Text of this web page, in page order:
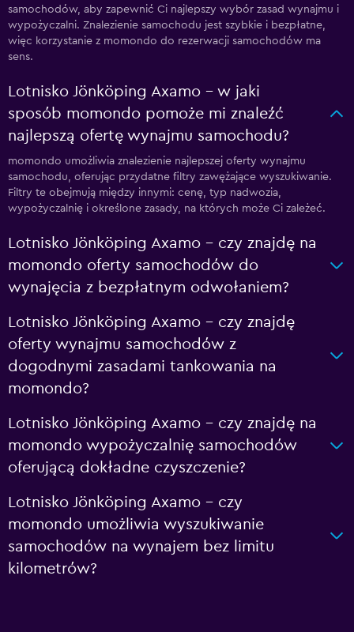
samochodów, aby zapewnić Ci najlepszy wybór zasad wynajmu i
wypożyczalni. Znalezienie samochodu jest szybkie i bezpłatne,
więc korzystanie z momondo do rezerwacji samochodów ma
sens.
Lotnisko Jönköping Axamo – w jaki
sposób momondo pomoże mi znaleźć
najlepszą ofertę wynajmu samochodu?
momondo umożliwia znalezienie najlepszej oferty wynajmu
samochodu, oferując przydatne filtry zawężające wyszukiwanie.
Filtry te obejmują między innymi: cenę, typ nadwozia,
wypożyczalnię i określone zasady, na których może Ci zależeć.
Lotnisko Jönköping Axamo – czy znajdę na
momondo oferty samochodów do
wynajęcia z bezpłatnym odwołaniem?
Lotnisko Jönköping Axamo – czy znajdę
oferty wynajmu samochodów z
dogodnymi zasadami tankowania na
momondo?
Lotnisko Jönköping Axamo – czy znajdę na
momondo wypożyczalnię samochodów
oferującą dokładne czyszczenie?
Lotnisko Jönköping Axamo – czy
momondo umożliwia wyszukiwanie
samochodów na wynajem bez limitu
kilometrów?